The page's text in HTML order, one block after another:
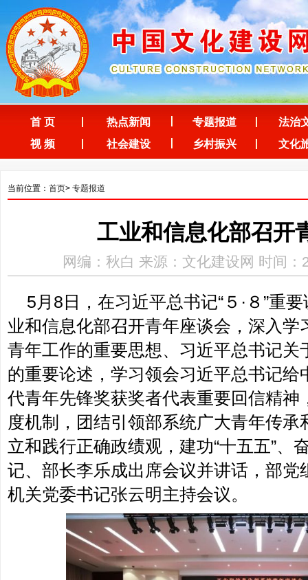
首 页 热点新闻 专题报道
法治
视 频
社会建设 乡村振兴 文化
当前位置： 首页> 专题报道
工业和信息化部召开
网编：秋白 来源：文化建设网 时间
5月8日，在习近平总书记“５·８”重
业和信息化部召开青年座谈会，深入学
青年工作的重要思想、习近平总书记关
的重要论述，学习领会习近平总书记给
代青年先锋奖获奖者代表重要回信精神
度机制，团结引领部系统广大青年传
立和践行正确政绩观，建功“十五五”、
记、部长李乐成出席会议并讲话，部党
机关党委书记张云明主持会议。